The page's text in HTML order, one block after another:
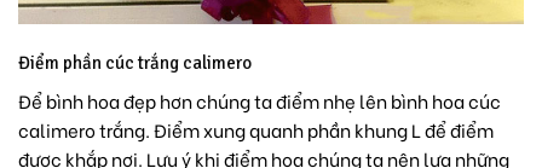
Điểm phần cúc trắng calimero
Để bình hoa đẹp hơn chúng ta điểm nhẹ lên bình hoa cúc
calimero trắng. Điểm xung quanh phần khung L để điểm
được khắp nơi. Lưu ý khi điểm hoa chúng ta nên lựa những